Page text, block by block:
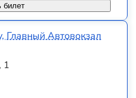
билет
Главный Автовокзал
1